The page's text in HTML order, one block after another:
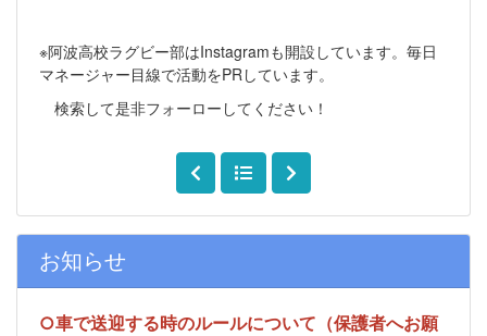
お知らせ
○車で送迎する時のルールについて（保護者へお願
※阿波高校ラグビー部はInstagramも開設しています。毎日
マネージャー目線で活動をPRしています。
検索して是非フォーローしてください！